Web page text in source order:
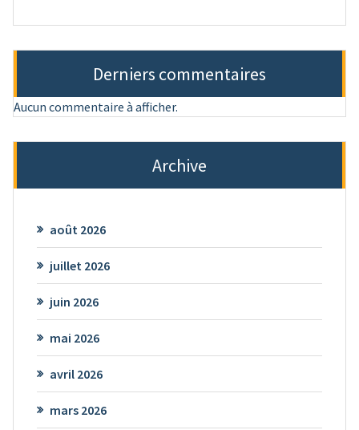
Derniers commentaires
Aucun commentaire à afficher.
Archive
août 2026
juillet 2026
juin 2026
mai 2026
avril 2026
mars 2026